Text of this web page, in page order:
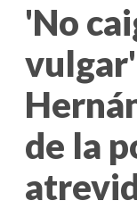
'No
de la